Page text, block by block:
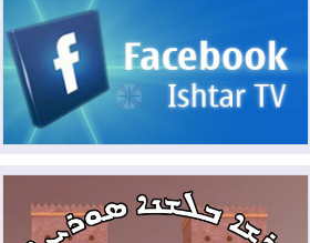
القوات المسلحة العراقية: خطة
أمنية لإجهاض هجمة محتملة على السعودية
2026-08-07الاستخبارات الأميركية: بوتين
قد يختبر تماسك الناتو بهجوم محدود
"إدارة الدولة": أكدنا دعم تنفيذ البرنامج
الحكومي وأهمية حصر السلاح